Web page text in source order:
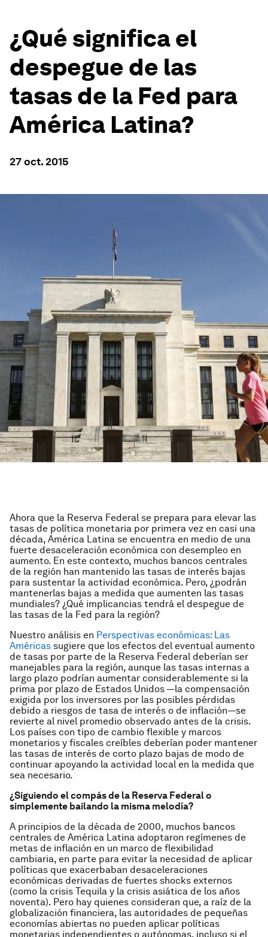
¿Qué significa el
despegue de las
tasas de la Fed para
América Latina?
27 oct. 2015
Ahora que la Reserva Federal se prepara para elevar las
tasas de política monetaria por primera vez en casi una
década, América Latina se encuentra en medio de una
fuerte desaceleración económica con desempleo en
aumento. En este contexto, muchos bancos centrales
de la región han mantenido las tasas de interés bajas
para sustentar la actividad económica. Pero, ¿podrán
mantenerlas bajas a medida que aumenten las tasas
mundiales? ¿Qué implicancias tendrá el despegue de
las tasas de la Fed para la región?
Nuestro análisis en Perspectivas económicas: Las
Américas sugiere que los efectos del eventual aumento
de tasas por parte de la Reserva Federal deberían ser
manejables para la región, aunque las tasas internas a
largo plazo podrían aumentar considerablemente si la
prima por plazo de Estados Unidos —la compensación
exigida por los inversores por las posibles pérdidas
debido a riesgos de tasa de interés o de inflación—se
revierte al nivel promedio observado antes de la crisis.
Los países con tipo de cambio flexible y marcos
monetarios y fiscales creíbles deberían poder mantener
las tasas de interés de corto plazo bajas de modo de
continuar apoyando la actividad local en la medida que
sea necesario.
¿Siguiendo el compás de la Reserva Federal o
simplemente bailando la misma melodía?
A principios de la década de 2000, muchos bancos
centrales de América Latina adoptaron regímenes de
metas de inflación en un marco de flexibilidad
cambiaria, en parte para evitar la necesidad de aplicar
políticas que exacerbaban desaceleraciones
económicas derivadas de fuertes shocks externos
(como la crisis Tequila y la crisis asiática de los años
noventa). Pero hay quienes consideran que, a raíz de la
globalización financiera, las autoridades de pequeñas
economías abiertas no pueden aplicar políticas
monetarias independientes o autónomas, incluso si el